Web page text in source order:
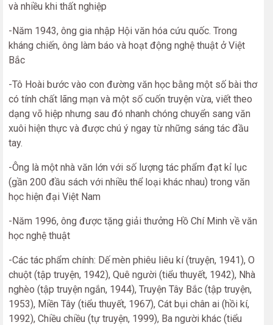
và nhiều khi thất nghiệp
-Năm 1943, ông gia nhập Hội văn hóa cứu quốc. Trong
kháng chiến, ông làm báo và hoạt động nghệ thuật ở Việt
Bắc
-Tô Hoài bước vào con đường văn học bằng một số bài thơ
có tính chất lãng mạn và một số cuốn truyện vừa, viết theo
dạng võ hiệp nhưng sau đó nhanh chóng chuyển sang văn
xuôi hiện thực và được chú ý ngay từ những sáng tác đầu
tay.
-Ông là một nhà văn lớn với số lượng tác phẩm đạt kỉ lục
(gần 200 đầu sách với nhiều thể loại khác nhau) trong văn
học hiện đại Việt Nam
-Năm 1996, ông được tặng giải thưởng Hồ Chí Minh về văn
học nghệ thuật
-Các tác phẩm chính: Dế mèn phiêu liêu kí (truyện, 1941), O
chuột (tập truyện, 1942), Quê người (tiểu thuyết, 1942), Nhà
nghèo (tập truyện ngắn, 1944), Truyện Tây Bắc (tập truyện,
1953), Miền Tây (tiểu thuyết, 1967), Cát bụi chân ai (hồi kí,
1992), Chiều chiều (tự truyện, 1999), Ba người khác (tiểu